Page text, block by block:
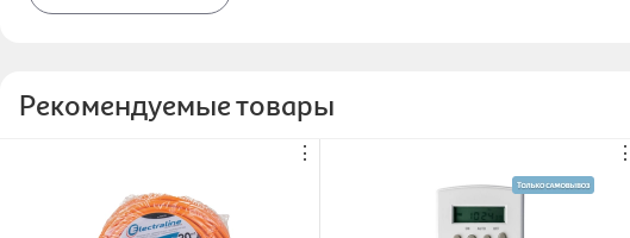
Принцип работы
Слышные датчики определяют передвижение человека и открытие окна или
Рекомендуемые товары
⋮ ⋮